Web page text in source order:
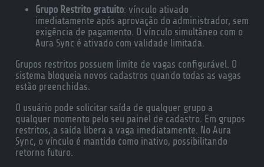
Grupo Restrito gratuito: vínculo ativado
imediatamente após aprovação do administrador, sem
exigência de pagamento. O vínculo simultâneo com o
Aura Sync é ativado com validade limitada.
Grupos restritos possuem limite de vagas configurável. O
sistema bloqueia novos cadastros quando todas as vagas
estão preenchidas.
O usuário pode solicitar saída de qualquer grupo a
qualquer momento pelo seu painel de cadastro. Em grupos
restritos, a saída libera a vaga imediatamente. No Aura
Sync, o vínculo é mantido como inativo, possibilitando
retorno futuro.